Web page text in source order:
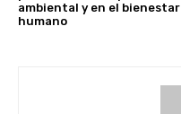
ambiental y en el bienestar
humano